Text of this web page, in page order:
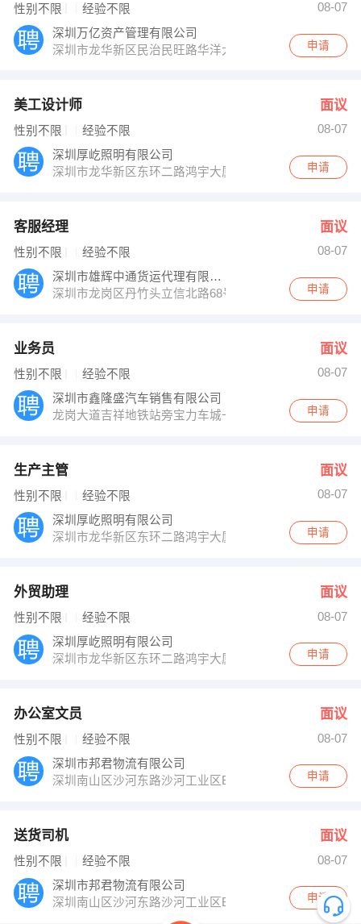
性别不限 经验不限
08-07
深圳万亿资产管理有限公司
深圳市龙华新区民治民旺路华洋大厦4楼
申请
美工设计师 面议
性别不限 经验不限
08-07
深圳厚屹照明有限公司
深圳市龙华新区东环二路鸿宇大厦1301
申请
客服经理 面议
性别不限 经验不限
08-07
深圳市雄辉中通货运代理有限公司
深圳市龙岗区丹竹头立信北路68号仙桃园工业区对面
申请
业务员 面议
性别不限 经验不限
08-07
深圳市鑫隆盛汽车销售有限公司
龙岗大道吉祥地铁站旁宝力车城一楼
申请
生产主管 面议
性别不限 经验不限
08-07
深圳厚屹照明有限公司
深圳市龙华新区东环二路鸿宇大厦1301
申请
外贸助理 面议
性别不限 经验不限
08-07
深圳厚屹照明有限公司
深圳市龙华新区东环二路鸿宇大厦1301
申请
办公室文员 面议
性别不限 经验不限
08-07
深圳市邦君物流有限公司
深圳南山区沙河东路沙河工业区B8栋四楼
申请
送货司机 面议
性别不限 经验不限
08-07
深圳市邦君物流有限公司
深圳南山区沙河东路沙河工业区B8栋四楼
申请